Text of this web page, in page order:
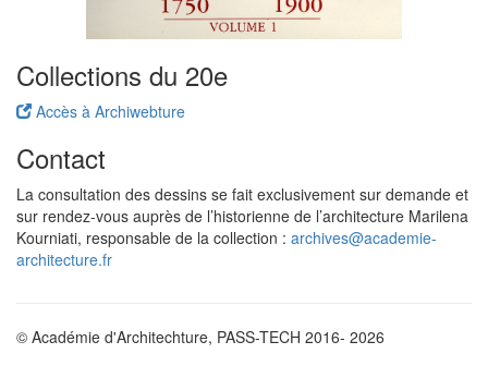
Collections du 20e
Accès à Archiwebture
Contact
La consultation des dessins se fait exclusivement sur demande et
sur rendez-vous auprès de l’historienne de l’architecture Marilena
Kourniati, responsable de la collection : archives@academie-
architecture.fr
© Académie d'Architechture, PASS-TECH 2016- 2026